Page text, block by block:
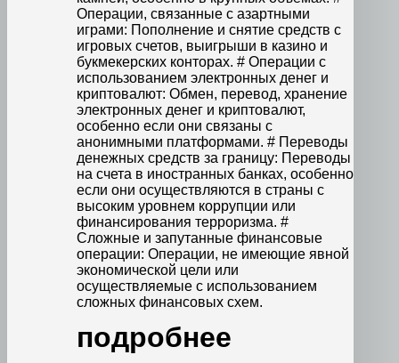
Операции, связанные с азартными
играми: Пополнение и снятие средств с
игровых счетов, выигрыши в казино и
букмекерских конторах. # Операции с
использованием электронных денег и
криптовалют: Обмен, перевод, хранение
электронных денег и криптовалют,
особенно если они связаны с
анонимными платформами. # Переводы
денежных средств за границу: Переводы
на счета в иностранных банках, особенно
если они осуществляются в страны с
высоким уровнем коррупции или
финансирования терроризма. #
Сложные и запутанные финансовые
операции: Операции, не имеющие явной
экономической цели или
осуществляемые с использованием
сложных финансовых схем.
подробнее